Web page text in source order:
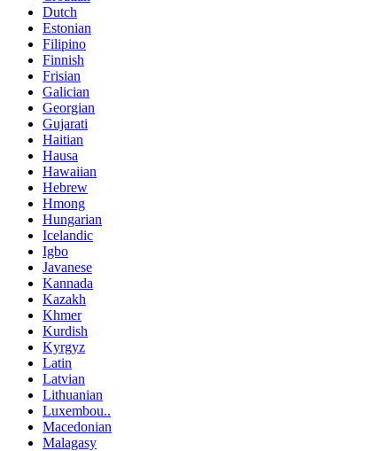
Dutch
Estonian
Filipino
Finnish
Frisian
Galician
Georgian
Gujarati
Haitian
Hausa
Hawaiian
Hebrew
Hmong
Hungarian
Icelandic
Igbo
Javanese
Kannada
Kazakh
Khmer
Kurdish
Kyrgyz
Latin
Latvian
Lithuanian
Luxembou..
Macedonian
Malagasy